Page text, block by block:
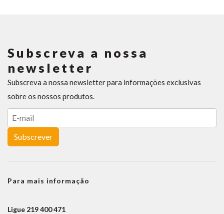
Subscreva a nossa
newsletter
Subscreva a nossa newsletter para informações exclusivas
sobre os nossos produtos.
Subscrever
Para mais informação
Ligue 219 400 471